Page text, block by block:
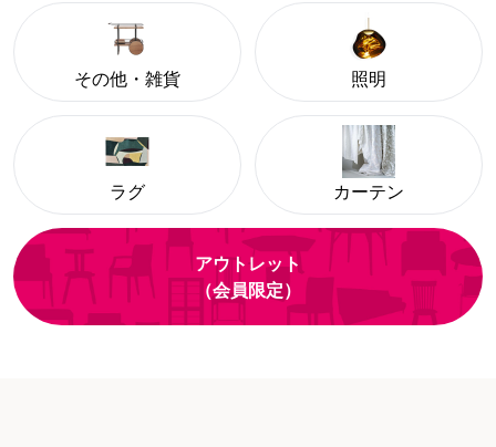
その他・雑貨 照明
ラグ カーテン
アウトレット
（会員限定）